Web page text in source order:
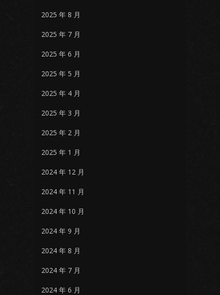
2025 年 8 月
2025 年 7 月
2025 年 6 月
2025 年 5 月
2025 年 4 月
2025 年 3 月
2025 年 2 月
2025 年 1 月
2024 年 12 月
2024 年 11 月
2024 年 10 月
2024 年 9 月
2024 年 8 月
2024 年 7 月
2024 年 6 月